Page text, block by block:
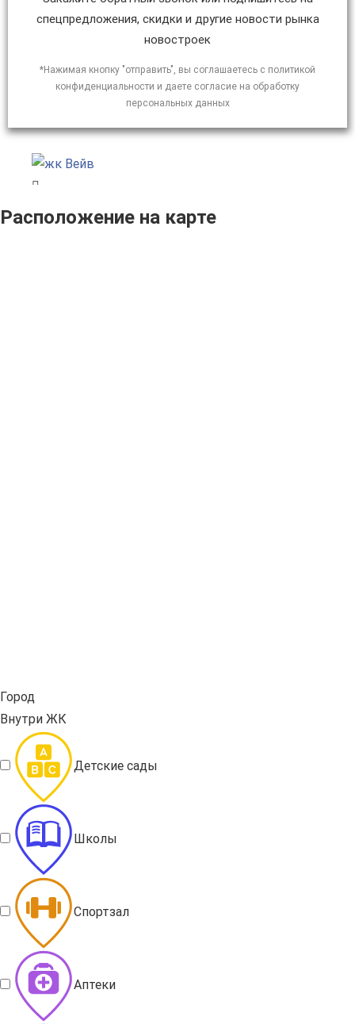
спецпредложения, скидки и другие новости рынка
новостроек
*Нажимая кнопку "отправить", вы соглашаетесь с политикой
конфиденциальности и даете согласие на обработку
персональных данных
Расположение на карте
Город
Внутри ЖК
Детские сады
Школы
Спортзал
Аптеки